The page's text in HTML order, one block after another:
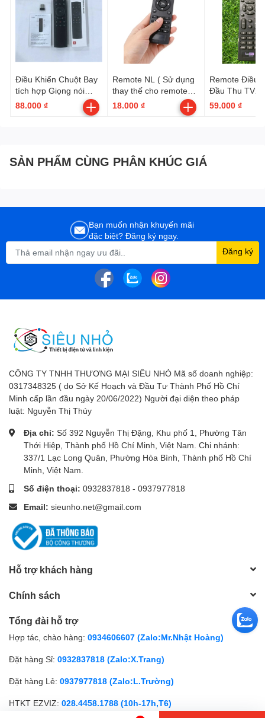
Điều Khiển Chuột Bay
tích hợp Giọng nói
G20s (Cái)
88.000 ₫
Remote NL ( Sử dụng
thay thế cho remote
Vinabox A15 )
18.000 ₫
Remote Điều
Đầu Thu
VTV | HD 323
59.000 ₫
SẢN PHẨM CÙNG PHÂN KHÚC GIÁ
Bạn muốn nhận khuyến mãi
đặc biệt? Đăng ký ngay.
Đăng ký
CÔNG TY TNHH THƯƠNG MẠI SIÊU NHỎ Mã số doanh nghiệp:
0317348325 ( do Sở Kế Hoạch và Đầu Tư Thành Phố Hồ Chí
Minh cấp lần đầu ngày 20/06/2022) Người đại diện theo pháp
luật: Nguyễn Thị Thúy
Địa chỉ: Số 392 Nguyễn Thị Đặng, Khu phố 1, Phường Tân
Thới Hiệp, Thành phố Hồ Chí Minh, Việt Nam. Chi nhánh:
337/1 Lạc Long Quân, Phường Hòa Bình, Thành phố Hồ Chí
Minh, Việt Nam.
Số điện thoại: 0932837818 - 0937977818
Email: sieunho.net@gmail.com
Hỗ trợ khách hàng
Chính sách
Tổng đài hỗ trợ
Hợp tác, chào hàng: 0934606607 (Zalo:Mr.Nhật Hoàng)
Đặt hàng Sỉ: 0932837818 (Zalo:X.Trang)
Đặt hàng Lẻ: 0937977818 (Zalo:L.Trường)
HTKT EZVIZ: 028.4458.1788 (10h-17h,T6)